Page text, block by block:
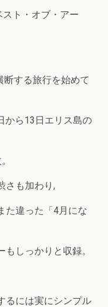
スト・オブ・アー
する旅行を始めて
から13日エリス島の
さも加わり,
た違った「4月にな
しっかりと収録。
るには実にシンプル